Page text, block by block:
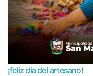
¡feliz día del artesano!